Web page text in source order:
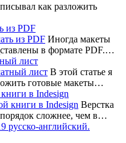
как разложить
из PDF
Иногда макеты
в формате PDF.…
лист
В этой статье я
готовые макеты…
в Indesign
Верстка
сложнее, чем в…
русско-английский.